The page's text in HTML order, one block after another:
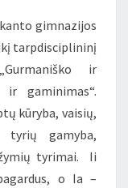
gimnazijos
tarpdisciplininį
ir
gaminimas“.
kūryba, vaisių,
tyrių gamyba,
tyrimai. Ii
o Ia –